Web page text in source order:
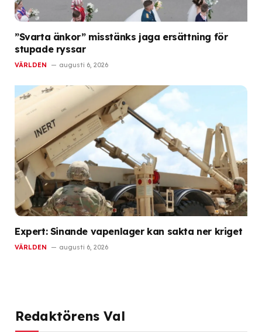
”Svarta änkor” misstänks jaga ersättning för
stupade ryssar
VÄRLDEN augusti 6, 2026
Expert: Sinande vapenlager kan sakta ner kriget
VÄRLDEN augusti 6, 2026
Redaktörens Val